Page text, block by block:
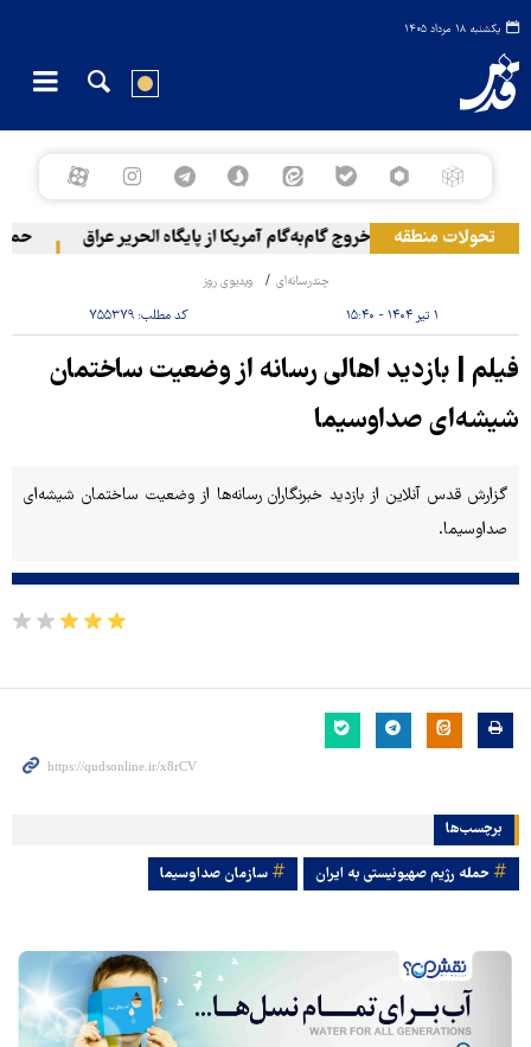
یکشنبه ۱۸ مرداد ۱۴۰۵
تحولات منطقه خروج گام‌به‌گام آمریکا از پایگاه الحریر عراق
چندرسانه‌ای ویدیوی روز
۱ تیر ۱۴۰۴ - ۱۵:۴۰ کد مطلب: ۷۵۵۳۷۹
فیلم | بازدید اهالی رسانه از وضعیت ساختمان
شیشه‌ای صداوسیما
گزارش قدس آنلاین از بازدید خبرنگاران رسانه‌ها از وضعیت ساختمان شیشه‌ای
صداوسیما.
برچسب‌ها
حمله رژیم صهیونیستی به ایران سازمان صداوسیما